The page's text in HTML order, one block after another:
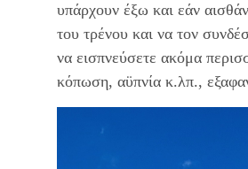
υπάρχουν έξω και εάν
του τρένου και να τον
να εισπνεύσετε ακόμα
κόπωση, αϋπνία κ.λπ.,